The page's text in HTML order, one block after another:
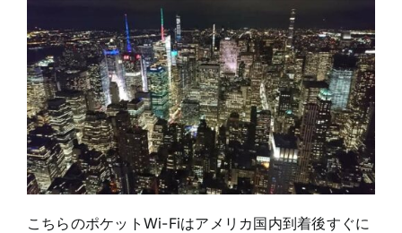
こちらのポケットWi-Fiはアメリカ国内到着後すぐに